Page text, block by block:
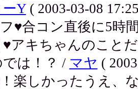
ーY( 2003-03-08
♥合コン直後に5時
♥アキちゃんのこと
では！？ / マヤ (
楽しかったうえ、